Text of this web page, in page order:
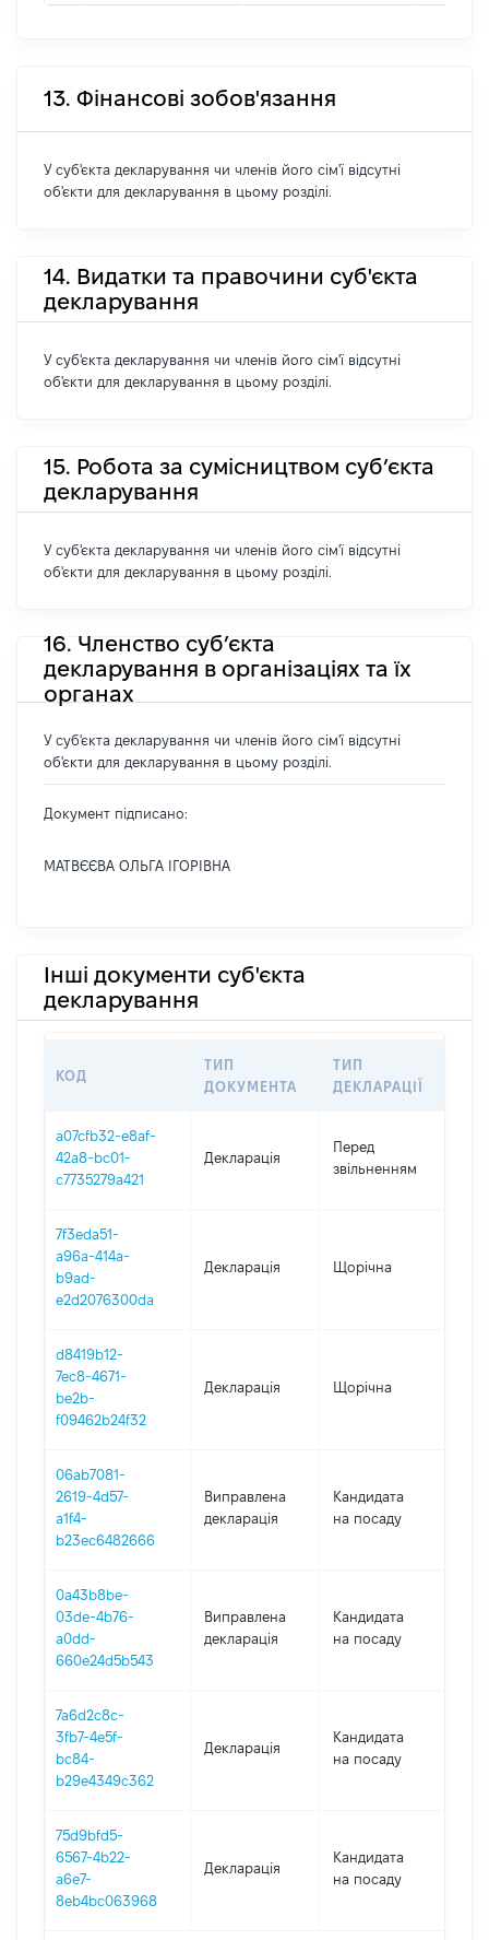
13. Фінансові зобов'язання
У суб'єкта декларування чи членів його сім'ї відсутні
об'єкти для декларування в цьому розділі.
14. Видатки та правочини суб'єкта
декларування
У суб'єкта декларування чи членів його сім'ї відсутні
об'єкти для декларування в цьому розділі.
15. Робота за сумісництвом суб’єкта
декларування
У суб'єкта декларування чи членів його сім'ї відсутні
об'єкти для декларування в цьому розділі.
16. Членство суб’єкта
декларування в організаціях та їх
органах
У суб'єкта декларування чи членів його сім'ї відсутні
об'єкти для декларування в цьому розділі.
Документ підписано:
МАТВЄЄВА ОЛЬГА ІГОРІВНА
Інші документи суб'єкта
декларування
КОД
ТИП
ДОКУМЕНТА
ТИП
ДЕКЛАРАЦІЇ
a07cfb32-e8af-
42a8-bc01-
c7735279a421
Декларація
Перед
звільненням
7f3eda51-
a96a-414a-
b9ad-
e2d2076300da
Декларація Щорічна
d8419b12-
7ec8-4671-
be2b-
f09462b24f32
Декларація Щорічна
06ab7081-
2619-4d57-
a1f4-
b23ec6482666
Виправлена
декларація
Кандидата
на посаду
0a43b8be-
03de-4b76-
a0dd-
660e24d5b543
Виправлена
декларація
Кандидата
на посаду
7a6d2c8c-
3fb7-4e5f-
bc84-
b29e4349c362
Декларація
Кандидата
на посаду
75d9bfd5-
6567-4b22-
a6e7-
8eb4bc063968
Декларація
Кандидата
на посаду